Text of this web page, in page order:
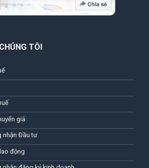
TÔI
giá
nhận Đầu tư
động